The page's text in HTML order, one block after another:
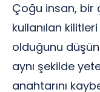
Çoğu insan, bir
kullanılan
olduğunu
aynı şekilde
anahtarını